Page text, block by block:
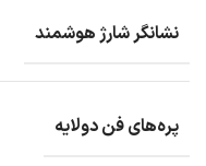
نشانگر شارژ هوشمند
پره‌های فن دولایه